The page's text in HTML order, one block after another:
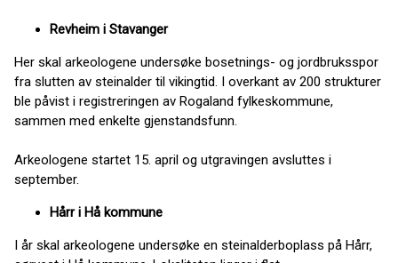
Revheim i Stavanger
Her skal arkeologene undersøke bosetnings- og jordbruksspor
fra slutten av steinalder til vikingtid. I overkant av 200 strukturer
ble påvist i registreringen av Rogaland fylkeskommune,
sammen med enkelte gjenstandsfunn.
Arkeologene startet 15. april og utgravingen avsluttes i
september.
Hårr i Hå kommune
I år skal arkeologene undersøke en steinalderboplass på Hårr,